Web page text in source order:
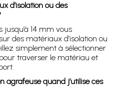
d’isolation ou des
jusqu’à 14 mm vous
des matériaux d’isolation ou
simplement à sélectionner
traverser le matériau et
quand j’utilise ces